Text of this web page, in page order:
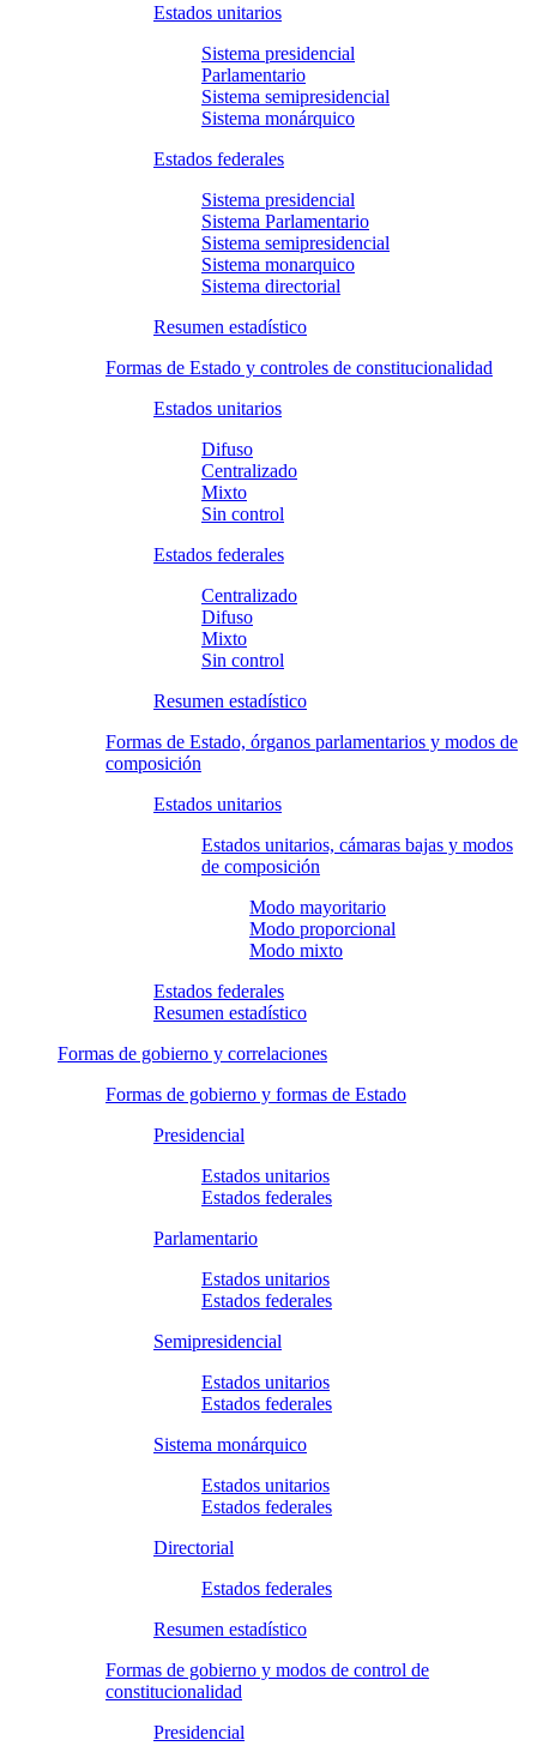
Estados unitarios
Sistema presidencial
Parlamentario
Sistema semipresidencial
Sistema monárquico
Estados federales
Sistema presidencial
Sistema Parlamentario
Sistema semipresidencial
Sistema monarquico
Sistema directorial
Resumen estadístico
Formas de Estado y controles de constitucionalidad
Estados unitarios
Difuso
Centralizado
Mixto
Sin control
Estados federales
Centralizado
Difuso
Mixto
Sin control
Resumen estadístico
Formas de Estado, órganos parlamentarios y modos de
composición
Estados unitarios
Estados unitarios, cámaras bajas y modos
de composición
Modo mayoritario
Modo proporcional
Modo mixto
Estados federales
Resumen estadístico
Formas de gobierno y correlaciones
Formas de gobierno y formas de Estado
Presidencial
Estados unitarios
Estados federales
Parlamentario
Estados unitarios
Estados federales
Semipresidencial
Estados unitarios
Estados federales
Sistema monárquico
Estados unitarios
Estados federales
Directorial
Estados federales
Resumen estadístico
Formas de gobierno y modos de control de
constitucionalidad
Presidencial